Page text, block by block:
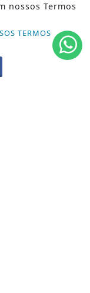
nossos Termos
TERMOS